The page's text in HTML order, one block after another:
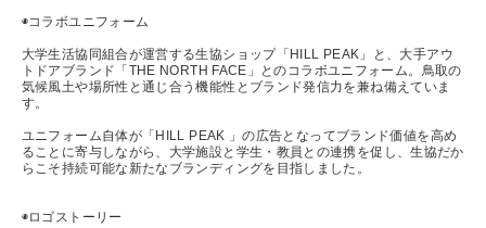
◉コラボユニフォーム
大学生活協同組合が運営する生協ショップ「HILL PEAK」と、大手アウ
トドアブランド「THE NORTH FACE」とのコラボユニフォーム。鳥取の
気候風土や場所性と通じ合う機能性とブランド発信力を兼ね備えていま
す。
ユニフォーム自体が「HILL PEAK 」の広告となってブランド価値を高め
ることに寄与しながら、大学施設と学生・教員との連携を促し、生協だか
らこそ持続可能な新たなブランディングを目指しました。
◉ロゴストーリー